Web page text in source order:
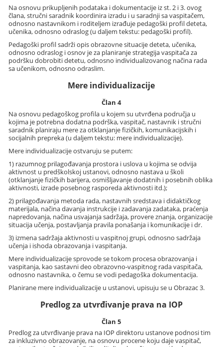
Na osnovu prikupljenih podataka i dokumentacije iz st. 2 i 3. ovog
člana, stručni saradnik koordinira izradu i u saradnji sa vaspitačem,
odnosno nastavnikom i roditeljem izrađuje pedagoški profil deteta,
učenika, odnosno odraslog (u daljem tekstu: pedagoški profil).
Pedagoški profil sadrži opis obrazovne situacije deteta, učenika,
odnosno odraslog i osnov je za planiranje strategija vaspitača za
podršku dobrobiti detetu, odnosno individualizovanog načina rada
sa učenikom, odnosno odraslim.
Mere individualizacije
Član 4
Na osnovu pedagoškog profila u kojem su utvrđena područja u
kojima je potrebna dodatna podrška, vaspitač, nastavnik i stručni
saradnik planiraju mere za otklanjanje fizičkih, komunikacijskih i
socijalnih prepreka (u daljem tekstu: mere individualizacije).
Mere individualizacije ostvaruju se putem:
1) razumnog prilagođavanja prostora i uslova u kojima se odvija
aktivnost u predškolskoj ustanovi, odnosno nastava u školi
(otklanjanje fizičkih barijera, osmišljavanje dodatnih i posebnih oblika
aktivnosti, izrade posebnog rasporeda aktivnosti itd.);
2) prilagođavanja metoda rada, nastavnih sredstava i didaktičkog
materijala, načina davanja instrukcije i zadavanja zadataka, praćenja
napredovanja, načina usvajanja sadržaja, provere znanja, organizacije
situacija učenja, postavljanja pravila ponašanja i komunikacije i dr.
3) izmena sadržaja aktivnosti u vaspitnoj grupi, odnosno sadržaja
učenja i ishoda obrazovanja i vaspitanja.
Mere individualizacije sprovode se tokom procesa obrazovanja i
vaspitanja, kao sastavni deo obrazovno-vaspitnog rada vaspitača,
odnosno nastavnika, o čemu se vodi pedagoška dokumentacija.
Planirane mere individualizacije u ustanovi, upisuju se u Obrazac 3.
Predlog za utvrđivanje prava na IOP
Član 5
Predlog za utvrđivanje prava na IOP direktoru ustanove podnosi tim
za inkluzivno obrazovanje, na osnovu procene koju daje vaspitač,